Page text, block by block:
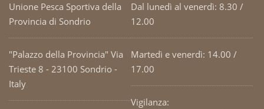
Unione Pesca Sportiva della
Provincia di Sondrio
"Palazzo della Provincia" Via
Trieste 8 - 23100 Sondrio -
Italy
Dal lunedì al venerdì: 8.30 /
12.00
Martedì e venerdì: 14.00 /
17.00
Vigilanza: